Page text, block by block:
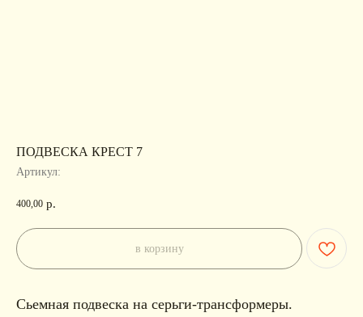
ПОДВЕСКА КРЕСТ 7
Артикул:
400,00 р.
в корзину
Сьемная подвеска на серьги-трансформеры.